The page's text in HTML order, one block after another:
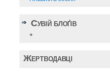
Сувій блоґів
+
Жертводавці